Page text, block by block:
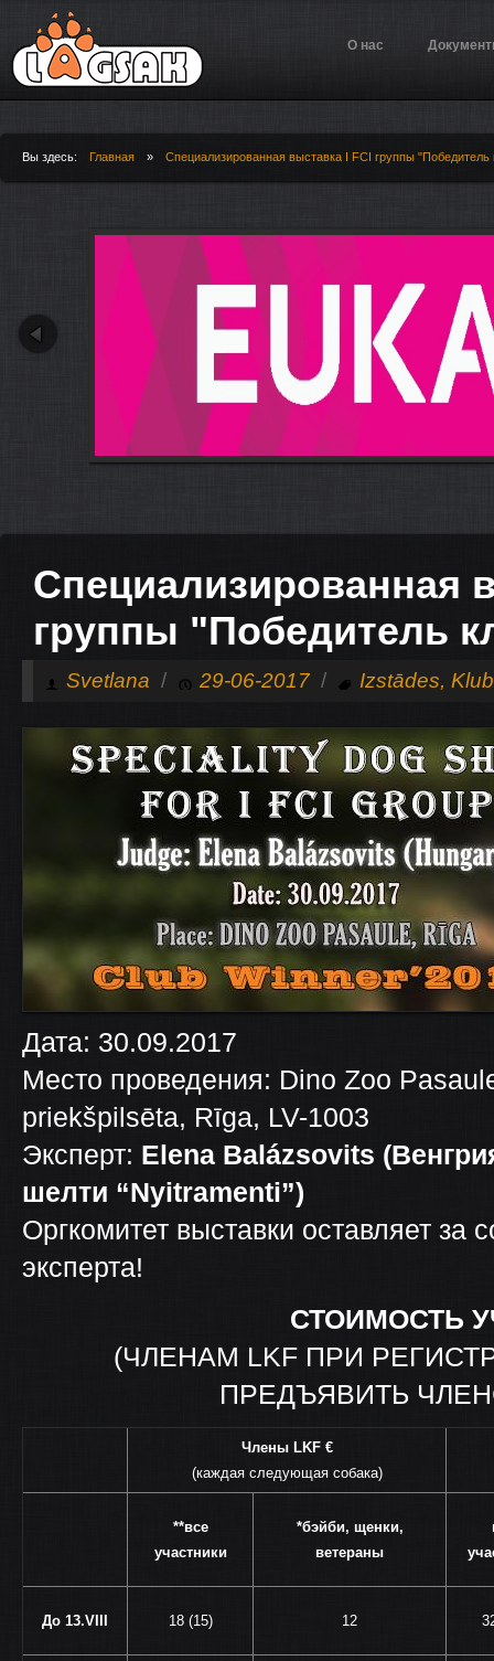
Jump to Navigation
О нас
Вы здесь:
Вы здесь
Главная » Специализированная выставка I FCI группы "Победитель
Специализированная
группы "Победитель
Svetlana / 29-06-2017 / Izstādes,
Дата: 30.09.2017
Место проведения: Dino Zoo
priekšpilsēta, Rīga, LV-1003
Эксперт: Elena Balázsovits
шелти “Nyitramenti”)
Оргкомитет выставки оставляет за
эксперта!
СТОИМОСТЬ
(ЧЛЕНАМ LKF ПРИ
ПРЕДЪЯВИТЬ
Члены LKF €
(каждая следующая собака)
**все
участники
*бэйби, щенки,
ветераны
До 13.VIII 18 (15) 12